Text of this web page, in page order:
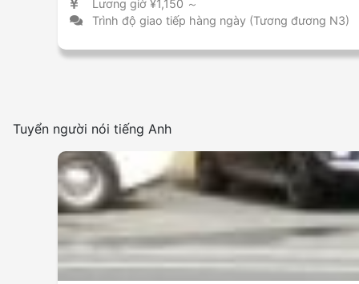
Lương giờ ¥1,150 ～
Trình độ giao tiếp hàng ngày (Tương đương N3)
Tuyển người nói tiếng Anh